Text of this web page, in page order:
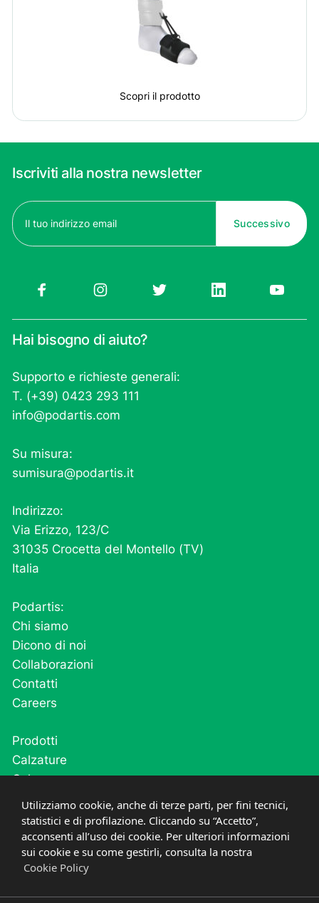
Scopri il prodotto
Iscriviti alla nostra newsletter
Email
(Obbligatorio)
Hai bisogno di aiuto?
Supporto e richieste generali:
T. (+39) 0423 293 111
info@podartis.com
Su misura:
sumisura@podartis.it
Indirizzo:
Via Erizzo, 123/C
31035 Crocetta del Montello (TV)
Italia
Podartis:
Chi siamo
Dicono di noi
Collaborazioni
Contatti
Careers
Prodotti
Calzature
Calze
Cutivel
Plantari
Post operatorio e fase acuta
03669600268 CREDITS
Utilizziamo cookie, anche di terze parti, per fini tecnici,
statistici e di profilazione. Cliccando su “Accetto”,
acconsenti all’uso dei cookie. Per ulteriori informazioni
sui cookie e su come gestirli, consulta la nostra
Cookie Policy